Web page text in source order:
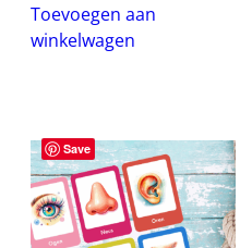
Toevoegen aan
winkelwagen
Save